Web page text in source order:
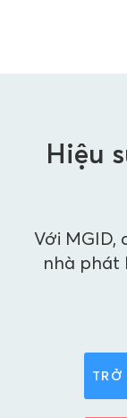
Hiệu
Với MGID,
nhà phát
TRỞ